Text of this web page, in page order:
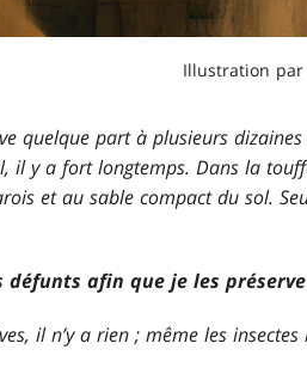
Illustration par
quelque part à plusieurs
il y a fort longtemps. Dans la
et au sable compact du sol.
défunts afin que je les
il n’y a rien ; même les